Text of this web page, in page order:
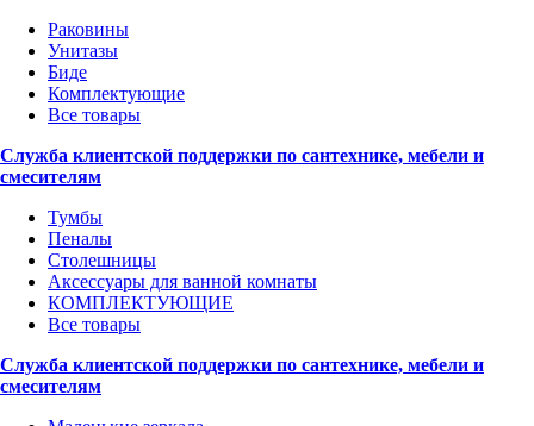
Раковины
Унитазы
Биде
Комплектующие
Все товары
Служба клиентской поддержки по сантехнике, мебели и
смесителям
Тумбы
Пеналы
Столешницы
Аксессуары для ванной комнаты
КОМПЛЕКТУЮЩИЕ
Все товары
Служба клиентской поддержки по сантехнике, мебели и
смесителям